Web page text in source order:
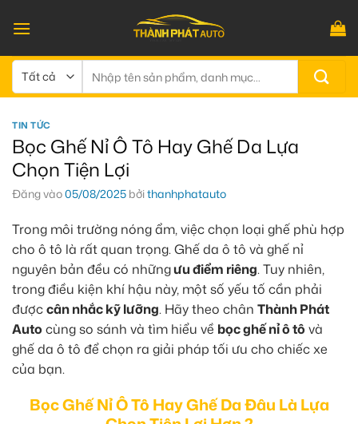
qua
dung
kiếm:
TIN TỨC
Bọc Ghế Nỉ Ô Tô Hay Ghế Da Lựa
Chọn Tiện Lợi
Đăng vào05/08/2025 bởithanhphatauto
Trong môi trường nóng ẩm, việc chọn loại ghế phù hợp
cho ô tô là rất quan trọng. Ghế da ô tô và ghế nỉ
nguyên bản đều có nhữngưu điểm riêng. Tuy nhiên,
trong điều kiện khí hậu này, một số yếu tố cần phải
đượccân nhắc kỹ lưỡng. Hãy theo chân Thành Phát
Auto cùng so sánh và tìm hiểu về bọc ghế nỉ ô tô và
ghế da ô tô để chọn ra giải pháp tối ưu cho chiếc xe
của bạn.
Bọc Ghế Nỉ Ô Tô Hay Ghế Da Đâu Là Lựa